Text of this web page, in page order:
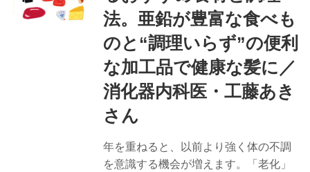
法。亜鉛が豊富な食べも
のと“調理いらず”の便利
な加工品で健康な髪に／
消化器内科医・工藤あき
さん
年を重ねると、以前より強く体の不調
を意識する機会が増えます。「老化」